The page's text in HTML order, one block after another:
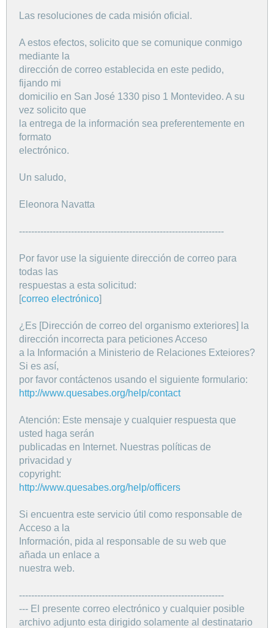
Las resoluciones de cada misión oficial.
A estos efectos, solicito que se comunique conmigo
mediante la
dirección de correo establecida en este pedido,
fijando mi
domicilio en San José 1330 piso 1 Montevideo. A su
vez solicito que
la entrega de la información sea preferentemente en
formato
electrónico.
Un saludo,
Eleonora Navatta
-------------------------------------------------------------------
Por favor use la siguiente dirección de correo para
todas las
respuestas a esta solicitud:
[correo electrónico]
¿Es [Dirección de correo del organismo exteriores] la
dirección incorrecta para peticiones Acceso
a la Información a Ministerio de Relaciones Exteiores?
Si es así,
por favor contáctenos usando el siguiente formulario:
http://www.quesabes.org/help/contact
Atención: Este mensaje y cualquier respuesta que
usted haga serán
publicadas en Internet. Nuestras políticas de
privacidad y
copyright:
http://www.quesabes.org/help/officers
Si encuentra este servicio útil como responsable de
Acceso a la
Información, pida al responsable de su web que
añada un enlace a
nuestra web.
-------------------------------------------------------------------
--- El presente correo electrónico y cualquier posible
archivo adjunto esta dirigido solamente al destinatario